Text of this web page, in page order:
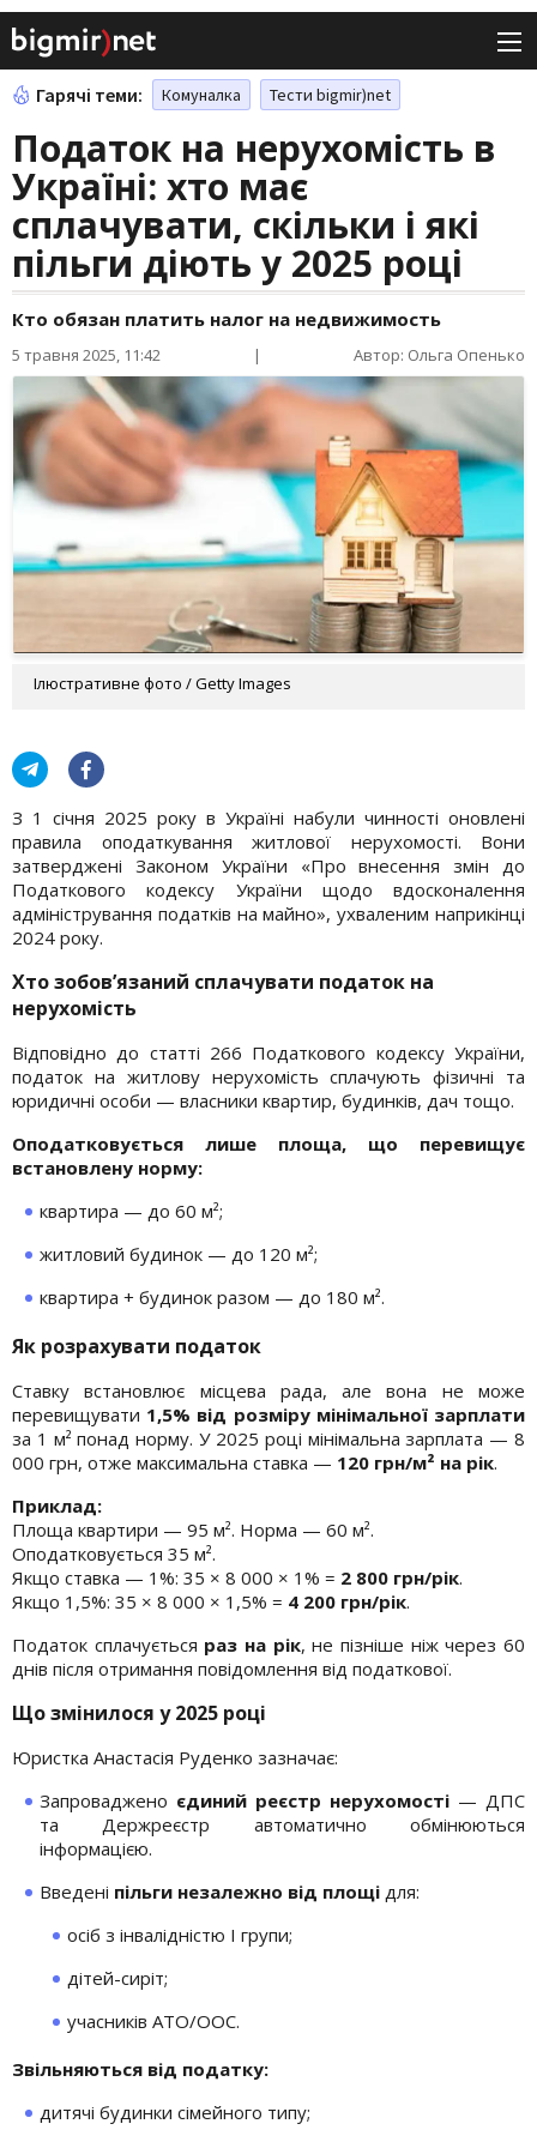
Гарячі теми: Комуналка Тести bigmir)net
Податок на нерухомість в
Україні: хто має
сплачувати, скільки і які
пільги діють у 2025 році
Кто обязан платить налог на недвижимость
5 травня 2025, 11:42 | Автор: Ольга Опенько
Ілюстративне фото / Getty Images
З 1 січня 2025 року в Україні набули чинності оновлені
правила оподаткування житлової нерухомості. Вони
затверджені Законом України «Про внесення змін до
Податкового кодексу України щодо вдосконалення
адміністрування податків на майно», ухваленим наприкінці
2024 року.
Хто зобов’язаний сплачувати податок на
нерухомість
Відповідно до статті 266 Податкового кодексу України,
податок на житлову нерухомість сплачують фізичні та
юридичні особи — власники квартир, будинків, дач тощо.
Оподатковується лише площа, що перевищує
встановлену норму:
квартира — до 60 м²;
житловий будинок — до 120 м²;
квартира + будинок разом — до 180 м².
Як розрахувати податок
Ставку встановлює місцева рада, але вона не може
перевищувати 1,5% від розміру мінімальної зарплати
за 1 м² понад норму. У 2025 році мінімальна зарплата — 8
000 грн, отже максимальна ставка — 120 грн/м² на рік.
Приклад:
Площа квартири — 95 м². Норма — 60 м².
Оподатковується 35 м².
Якщо ставка — 1%: 35 × 8 000 × 1% = 2 800 грн/рік.
Якщо 1,5%: 35 × 8 000 × 1,5% = 4 200 грн/рік.
Податок сплачується раз на рік, не пізніше ніж через 60
днів після отримання повідомлення від податкової.
Що змінилося у 2025 році
Юристка Анастасія Руденко зазначає:
Запроваджено єдиний реєстр нерухомості — ДПС
та Держреєстр автоматично обмінюються
інформацією.
Введені пільги незалежно від площі для:
осіб з інвалідністю I групи;
дітей-сиріт;
учасників АТО/ООС.
Звільняються від податку:
дитячі будинки сімейного типу;